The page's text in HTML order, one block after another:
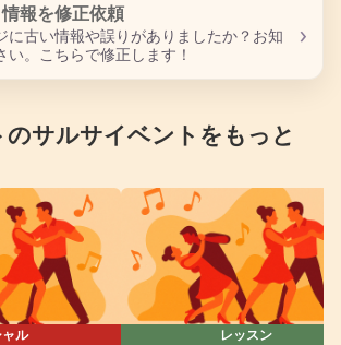
報を修正依頼
に古い情報や誤りがありましたか？お知
い。こちらで修正します！
›
サルサイベントをもっと
ル レッスン